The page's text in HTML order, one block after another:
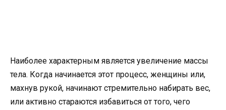
Наиболее характерным является увеличение массы
тела. Когда начинается этот процесс, женщины или,
махнув рукой, начинают стремительно набирать вес,
или активно стараются избавиться от того, чего